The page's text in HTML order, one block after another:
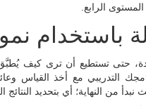
الرابع.
باستخدام
حتى تستطيع أن ترى كيف يُطبَّق
التدريبي مع أخذ القياس
من النهاية؛ أي بتحديد النتائج